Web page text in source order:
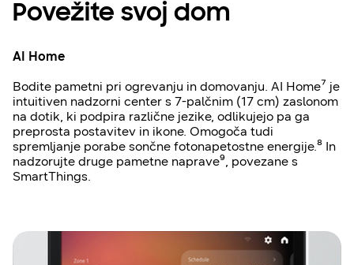
Povežite svoj dom
AI Home
Bodite pametni pri ogrevanju in domovanju. AI Home⁷ je
intuitiven nadzorni center s 7-palčnim (17 cm) zaslonom
na dotik, ki podpira različne jezike, odlikujejo pa ga
preprosta postavitev in ikone. Omogoča tudi
spremljanje porabe sončne fotonapetostne energije.⁸ In
nadzorujte druge pametne naprave⁹, povezane s
SmartThings.